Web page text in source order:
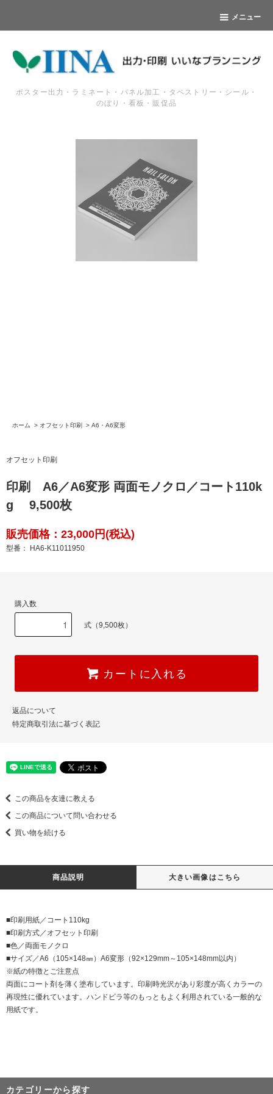
メニュー
ポスター出力・ラミネート・パネル加工・タペストリー・シール・
のぼり・看板・販促品
ホーム > オフセット印刷 > A6・A6変形
オフセット印刷
印刷 A6／A6変形 両面モノクロ／コート110k
g 9,500枚
販売価格：23,000円(税込)
型番： HA6-K11011950
購入数
式（9,500枚）
カートに入れる
返品について
特定商取引法に基づく表記
この商品を友達に教える
この商品について問い合わせる
買い物を続ける
商品説明 大きい画像はこちら
■印刷用紙／コート110kg
■印刷方式／オフセット印刷
■色／両面モノクロ
■サイズ／A6（105×148㎜）A6変形（92×129mm～105×148mm以内）
※紙の特徴とご注意点
両面にコート剤を薄く塗布しています。印刷時光沢があり彩度が高くカラーの
再現性に優れています。ハンドビラ等のもっともよく利用されている一般的な
用紙です。
カテゴリーから探す